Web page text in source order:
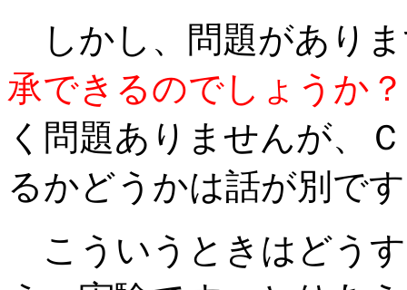
しかし、問題があり
承できるのでしょうか？
く問題ありませんが、
るかどうかは話が別で
こういうときはどう